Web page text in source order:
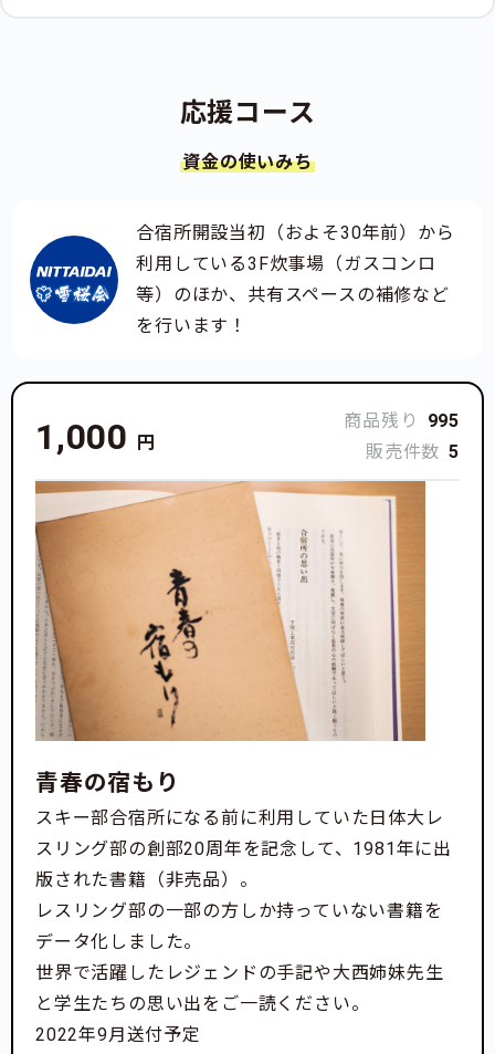
る水谷美穂(女子アルペン)、コンバインド日本代表の
【このプロジェクトで挑戦したいこと】
女子合宿所の復活プロジェクトです。
1993〜2013年まで、世田谷にあるスキー部の合宿所
は本学スキー部女子が使用していました。
その後、男子合宿所に変更して、本年3月まで利用し
ておりましたが、この4月からは女子合宿所に改修し
て受け入れすることにしました。
しかし、現実に予算はなく、部長が個人で約500万円
【現在改修した部分】
・2F居室：1部屋から4部屋に分割
・2Fバストイレ：シャワー2つのみだったところにバ
スタブを設置、トイレは和式を洋式に変更
応援コース
資金の使いみち
合宿所開設当初（およそ30年前）から
利用している3F炊事場（ガスコンロ
等）のほか、共有スペースの補修など
を行います！
1,000 円
商品残り
995
販売件数 5
青春の宿もり
スキー部合宿所になる前に利用していた日体大レ
スリング部の創部20周年を記念して、1981年に出
版された書籍（非売品）。
レスリング部の一部の方しか持っていない書籍を
データ化しました。
世界で活躍したレジェンドの手記や大西姉妹先生
と学生たちの思い出をご一読ください。
2022年9月送付予定